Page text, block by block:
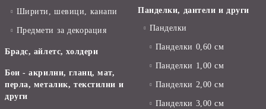
Ширити, шевици, канапи
Предмети за декорация
Брадс, айлетс, холдери
Бои - акрилни, гланц, мат,
перла, металик, текстилни и
други
Панделки, дантели и други
Панделки
Панделки 0,60 см
Панделки 1,00 см
Панделки 2,00 см
Панделки 3,00 см